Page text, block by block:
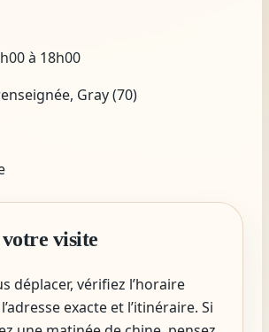
à 18h00
Gray (70)
visite
déplacer, vérifiez l’horaire
exacte et l’itinéraire. Si